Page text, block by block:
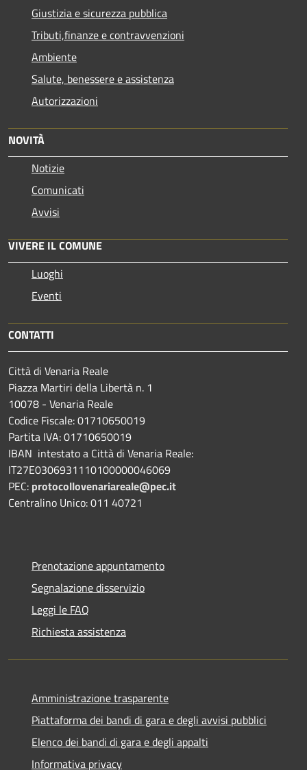
Giustizia e sicurezza pubblica
Tributi,finanze e contravvenzioni
Ambiente
Salute, benessere e assistenza
Autorizzazioni
NOVITÀ
Notizie
Comunicati
Avvisi
VIVERE IL COMUNE
Luoghi
Eventi
CONTATTI
Città di Venaria Reale
Piazza Martiri della Libertà n. 1
10078 - Venaria Reale
Codice Fiscale: 01710650019
Partita IVA: 01710650019
IBAN intestato a Città di Venaria Reale:
IT27E0306931110100000046069
PEC: protocollovenariareale@pec.it
Centralino Unico: 011 40721
Prenotazione appuntamento
Segnalazione disservizio
Leggi le FAQ
Richiesta assistenza
Amministrazione trasparente
Piattaforma dei bandi di gara e degli avvisi pubblici
Elenco dei bandi di gara e degli appalti
Informativa privacy